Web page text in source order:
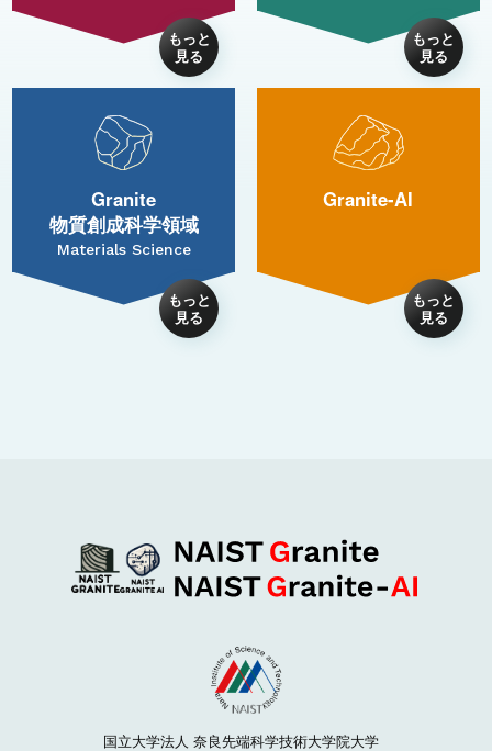
Granite
物質創成科学領域
Materials Science
Granite-AI
国立大学法人 奈良先端科学技術大学院大学